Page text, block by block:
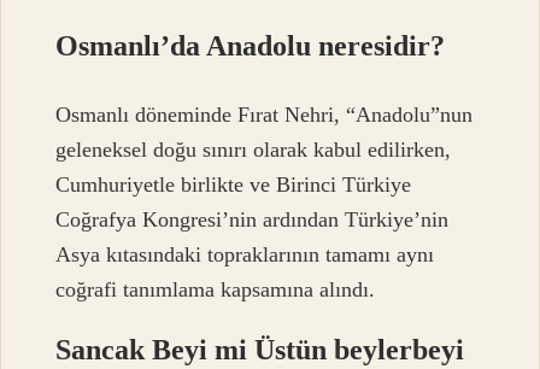
Osmanlı’da Anadolu neresidir?
Osmanlı döneminde Fırat Nehri, “Anadolu”nun
geleneksel doğu sınırı olarak kabul edilirken,
Cumhuriyetle birlikte ve Birinci Türkiye
Coğrafya Kongresi’nin ardından Türkiye’nin
Asya kıtasındaki topraklarının tamamı aynı
coğrafi tanımlama kapsamına alındı.
Sancak Beyi mi Üstün beylerbeyi